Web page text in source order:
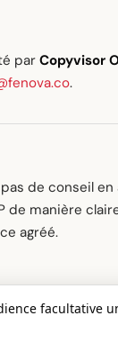
parCopyvisor
.
de conseil
de manière
agréé.
facultative